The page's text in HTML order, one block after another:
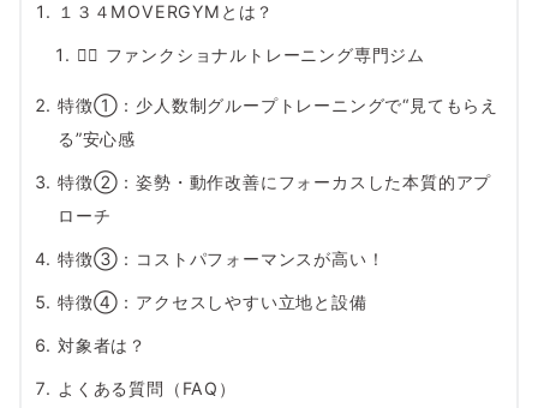
１３４MOVERGYMとは？
🏋️‍♂️ ファンクショナルトレーニング専門ジム
特徴①：少人数制グループトレーニングで“見てもらえ
る”安心感
特徴②：姿勢・動作改善にフォーカスした本質的アプ
ローチ
特徴③：コストパフォーマンスが高い！
特徴④：アクセスしやすい立地と設備
対象者は？
よくある質問（FAQ）